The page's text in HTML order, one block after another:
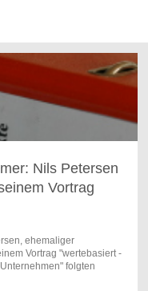
Nils Petersen
Vortrag
ehemaliger
Vortrag "wertebasiert -
folgten